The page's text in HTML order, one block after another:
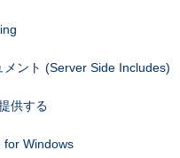
ント (Server Side Includes)
供する
for Windows